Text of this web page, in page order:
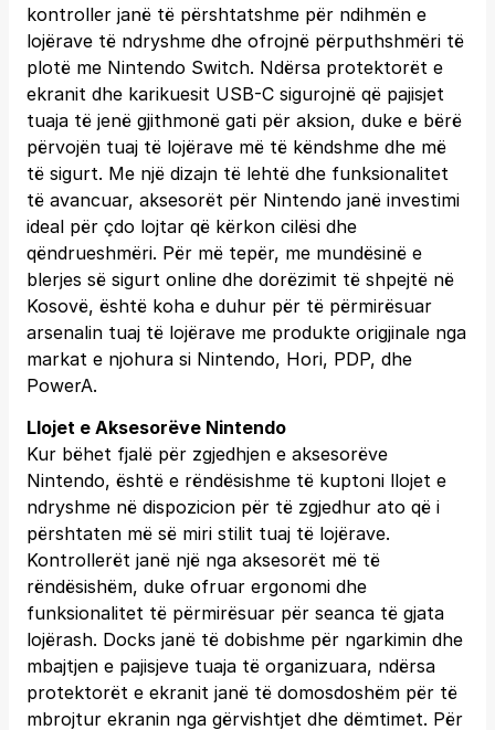
kontroller janë të përshtatshme për ndihmën e
lojërave të ndryshme dhe ofrojnë përputhshmëri të
plotë me Nintendo Switch. Ndërsa protektorët e
ekranit dhe karikuesit USB-C sigurojnë që pajisjet
tuaja të jenë gjithmonë gati për aksion, duke e bërë
përvojën tuaj të lojërave më të këndshme dhe më
të sigurt. Me një dizajn të lehtë dhe funksionalitet
të avancuar, aksesorët për Nintendo janë investimi
ideal për çdo lojtar që kërkon cilësi dhe
qëndrueshmëri. Për më tepër, me mundësinë e
blerjes së sigurt online dhe dorëzimit të shpejtë në
Kosovë, është koha e duhur për të përmirësuar
arsenalin tuaj të lojërave me produkte origjinale nga
markat e njohura si Nintendo, Hori, PDP, dhe
PowerA.
Llojet e Aksesorëve Nintendo
Kur bëhet fjalë për zgjedhjen e aksesorëve
Nintendo, është e rëndësishme të kuptoni llojet e
ndryshme në dispozicion për të zgjedhur ato që i
përshtaten më së miri stilit tuaj të lojërave.
Kontrollerët janë një nga aksesorët më të
rëndësishëm, duke ofruar ergonomi dhe
funksionalitet të përmirësuar për seanca të gjata
lojërash. Docks janë të dobishme për ngarkimin dhe
mbajtjen e pajisjeve tuaja të organizuara, ndërsa
protektorët e ekranit janë të domosdoshëm për të
mbrojtur ekranin nga gërvishtjet dhe dëmtimet. Për